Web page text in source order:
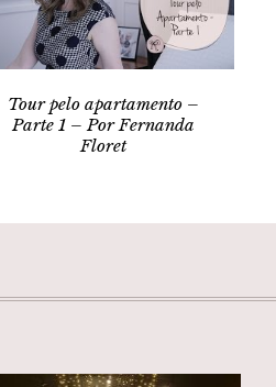
Tour pelo apartamento –
Parte 1 – Por Fernanda
Floret